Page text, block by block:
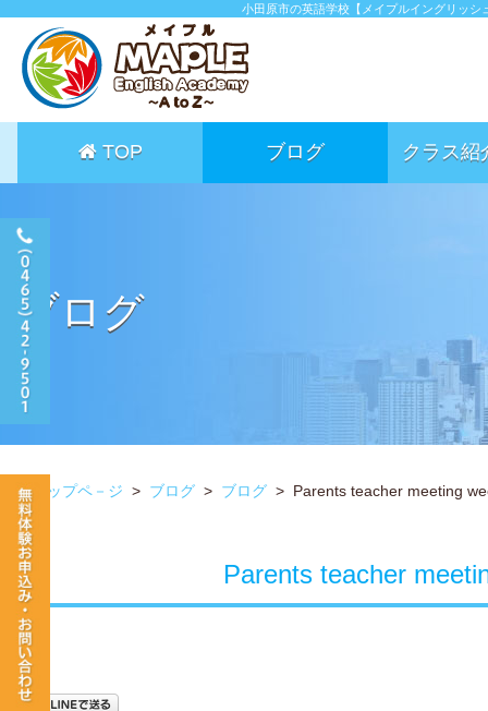
小田原市の英語学校【メイプルイングリッ
TOP ブログ クラス紹
ブログ
トップペ－ジ > ブログ > ブログ > Parents teacher meeting
Parents teacher